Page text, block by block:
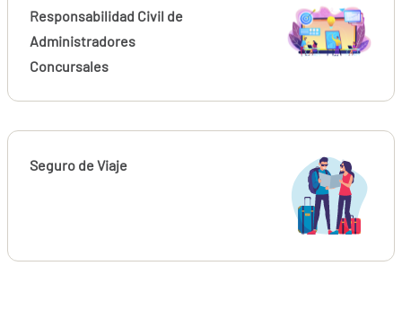
Responsabilidad Civil de
Administradores
Concursales
Seguro de Viaje